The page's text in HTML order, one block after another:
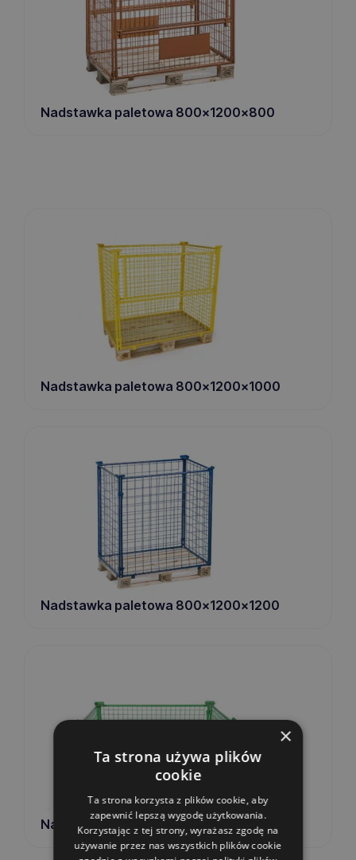
Nadstawka paletowa 800x1200x800
Nadstawka paletowa 800x1200x1000
Nadstawka paletowa 800x1200x1200
Nadstawka paletowa 800x1200x320
×
Ta strona używa plików
cookie
Ta strona korzysta z plików cookie, aby
zapewnić lepszą wygodę użytkowania.
Korzystając z tej strony, wyrażasz zgodę na
używanie przez nas wszystkich plików cookie